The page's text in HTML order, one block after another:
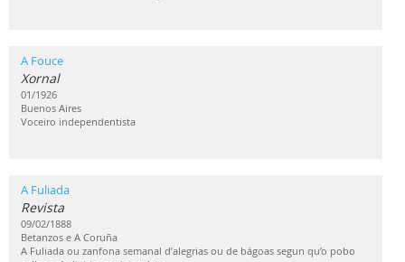
A Fouce
Xornal
01/1926
Buenos Aires
Voceiro independentista
A Fuliada
Revista
09/02/1888
Betanzos e A Coruña
A Fuliada ou zanfona semanal d’alegrias ou de bágoas segun qu’o pobo